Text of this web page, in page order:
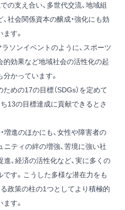
の支え合い、多世代交流、地域組
社会関係資本の醸成・強化にも効
す。
ソンイベントのように、スポーツ
的効果など地域社会の活性化の起
かっています。
めの17の目標（SDGs）を定めて
13の目標達成に貢献できるとさ
増進のほかにも、女性や障害者の
ニティの絆の増強、苦境に強い社
進、経済の活性化など、実に多くの
す。こうした多様な潜在力をも
政策の柱の1つとしてより積極的
す。